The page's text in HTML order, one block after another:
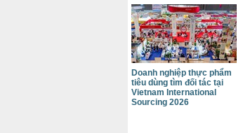
Doanh nghiệp thực phẩm
tiêu dùng tìm đối tác tại
Vietnam International
Sourcing 2026